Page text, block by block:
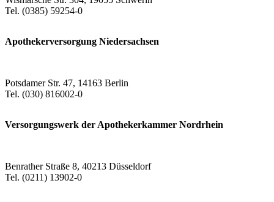
Tel. (0385) 59254-0
Apothekerversorgung Niedersachsen
Potsdamer Str. 47, 14163 Berlin
Tel. (030) 816002-0
Versorgungswerk der Apothekerkammer Nordrhein
Benrather Straße 8, 40213 Düsseldorf
Tel. (0211) 13902-0